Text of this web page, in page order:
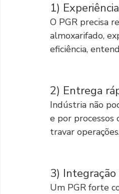
1)
O PGR precisa
almoxarifado,
eficiência,
2) Entrega
Indústria não
e por processos
travar
3)
Um PGR forte